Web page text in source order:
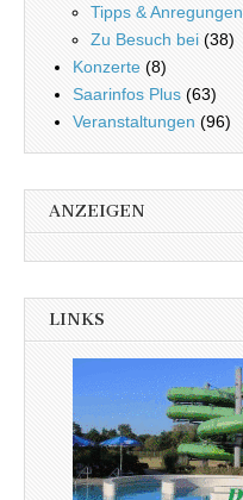
Tipps & Anregungen
Zu Besuch bei (38)
Konzerte (8)
Saarinfos Plus (63)
Veranstaltungen (96)
ANZEIGEN
LINKS